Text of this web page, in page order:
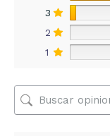
3
2
1